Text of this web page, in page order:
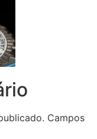
Campos